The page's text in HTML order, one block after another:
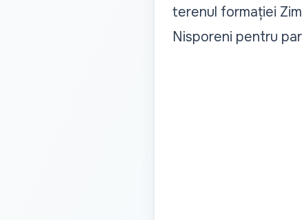
terenul formației
Nisporeni pentru